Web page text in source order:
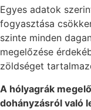
Egyes adatok
fogyasztása
szinte minden
megelőzése
zöldséget
A hólyagrák
dohányzásról való